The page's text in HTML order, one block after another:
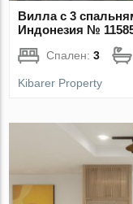
Вилла с 3
Индонезия №
Спален:3
Kibarer Property